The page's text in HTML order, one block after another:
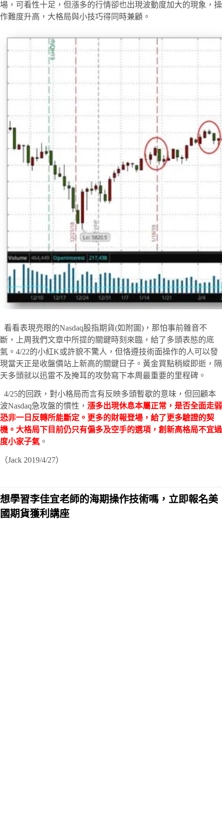
場，可看性十足，但漲多的行情卻也出現波動度加大的現象，操
作難度升高，大格局與小技巧得同時兼顧。
看看表現亮眼的Nasdaq股指期貨(如附圖)，那怕事前雜音不
斷，上周我們文章中所提的關鍵時刻來臨，給了多頭表態的底
氣。4/22的小紅K或許貌不驚人，但恪遵技術面操作的人可以發
現當天正是收盤價站上新高的關鍵日子。黃金買點稍縱即逝，隔
天多頭就以迅雷不及掩耳的攻勢寫下本周最重要的里程碑。
4/25的回跌，對小格局而言有反映多頭暫歇的意味，但回顧本
波Nasdaq急攻盤的慣性， 漲多出現休息本屬正常，是否全面走弱
恐非一日反轉所能斷定。更多的財報登場，給了更多驗證的契
機。大格局下目前仍只有偏多及空手的選項，創新高格局不宜過
度小家子氣 。
（Jack 2019/4/27）
想學習李佳宜老師的海期操作技術嗎，立即報名美
國期貨獲利講座